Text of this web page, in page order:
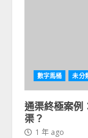
數字馬桶 未分
通渠終極案例
渠？
1 年 ago